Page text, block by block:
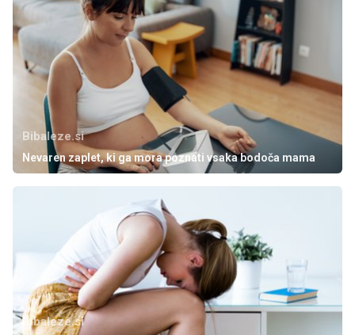
Bibaleze.si
Nevaren zaplet, ki ga mora poznati vsaka bodoča mama
Bibaleze.si